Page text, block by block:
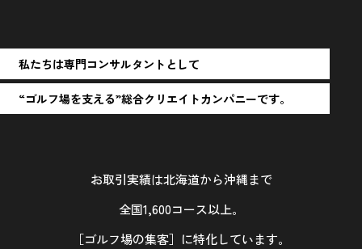
私たちは専門コンサルタントとして
“ゴルフ場を支える”総合クリエイトカンパニーです。
お取引実績は北海道から沖縄まで
全国1,600コース以上。
［ゴルフ場の集客］に特化しています。